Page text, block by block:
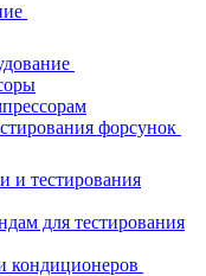
форсунок
и тестирования
для тестирования
кондиционеров